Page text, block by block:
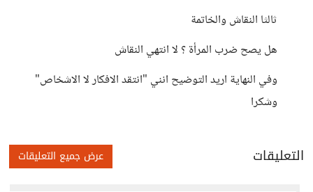
ثالثا النقاش والخاتمة
هل يصح ضرب المرأة ؟ لا انتهي النقاش
وفي النهاية اريد التوضيح انني "انتقد الافكار لا الاشخاص"
وشكرا
التعليقات عرض جميع التعليقات